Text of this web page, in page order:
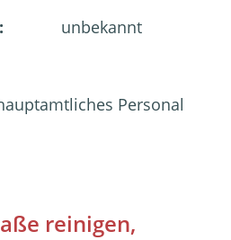
unbekannt
Personal
reinigen,